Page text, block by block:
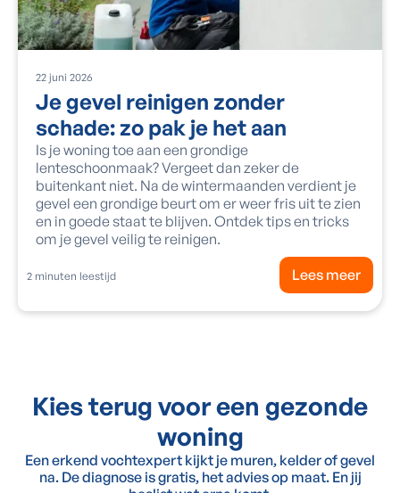
22 juni 2026
Je gevel reinigen zonder
schade: zo pak je het aan
Is je woning toe aan een grondige
lenteschoonmaak? Vergeet dan zeker de
buitenkant niet. Na de wintermaanden verdient je
gevel een grondige beurt om er weer fris uit te zien
en in goede staat te blijven. Ontdek tips en tricks
om je gevel veilig te reinigen.
2 minuten leestijd Lees meer
Kies terug voor een gezonde
woning
Een erkend vochtexpert kijkt je muren, kelder of gevel
na. De diagnose is gratis, het advies op maat. En jij